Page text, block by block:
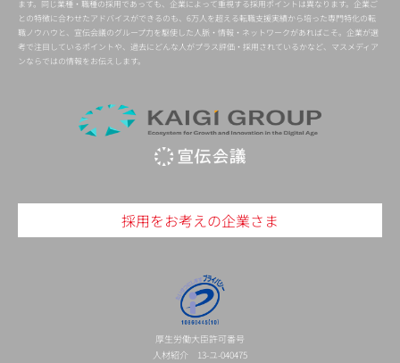
ます。同じ業種・職種の採用であっても、企業によって重視する採用ポイントは異なります。企業ご
との特徴に合わせたアドバイスができるのも、6万人を超える転職支援実績から培った専門特化の転
職ノウハウと、宣伝会議のグループ力を駆使した人脈・情報・ネットワークがあればこそ。企業が選
考で注目しているポイントや、過去にどんな人がプラス評価・採用されているかなど、マスメディア
ンならではの情報をお伝えします。
採用をお考えの企業さま
厚生労働大臣許可番号
人材紹介 13-ユ-040475